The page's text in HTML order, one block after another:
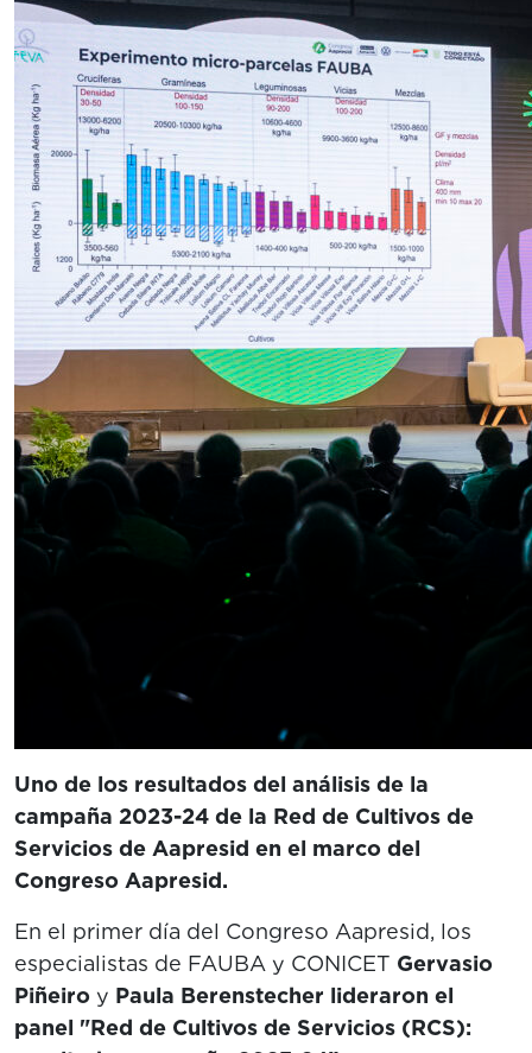
Uno de los resultados del análisis de la
campaña 2023-24 de la Red de Cultivos de
Servicios de Aapresid en el marco del
Congreso Aapresid.
En el primer día del Congreso Aapresid, los
especialistas de FAUBA y CONICET Gervasio
Piñeiro y Paula Berenstecher lideraron el
panel "Red de Cultivos de Servicios (RCS):